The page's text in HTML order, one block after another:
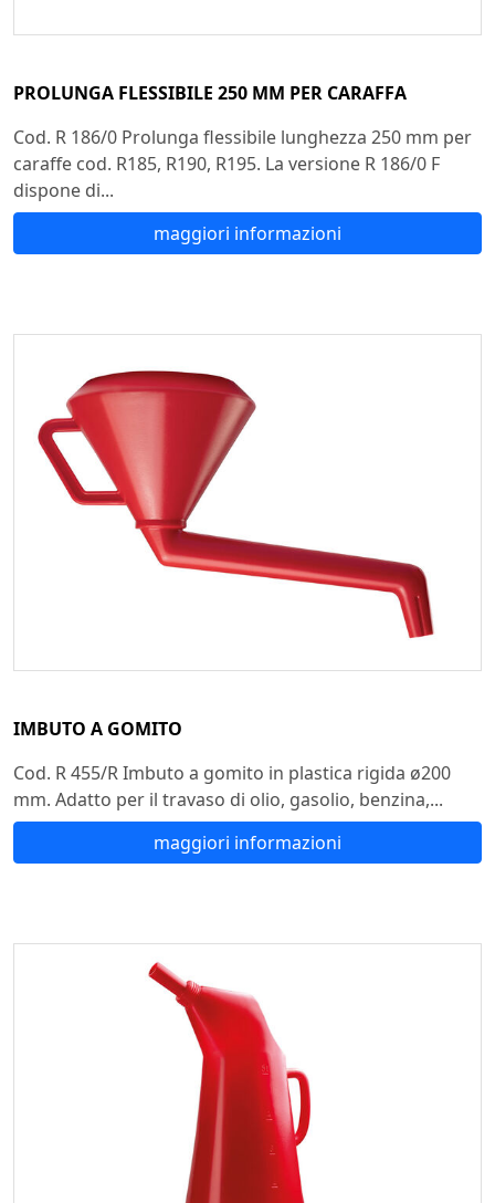
PROLUNGA FLESSIBILE 250 MM PER CARAFFA
Cod. R 186/0 Prolunga flessibile lunghezza 250 mm per
caraffe cod. R185, R190, R195. La versione R 186/0 F
dispone di...
maggiori informazioni
IMBUTO A GOMITO
Cod. R 455/R Imbuto a gomito in plastica rigida ø200
mm. Adatto per il travaso di olio, gasolio, benzina,...
maggiori informazioni